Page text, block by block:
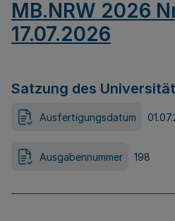
MB.NRW 2026
17.07.2026
Satzung des
Ausfertigungsdatum
Ausgabennummer 198